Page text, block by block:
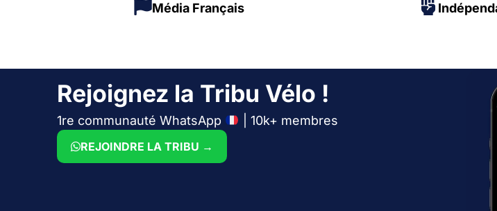
Média Français
Rejoignez la Tribu Vélo !
1re communauté WhatsApp | 10k+ membres
REJOINDRE LA TRIBU →